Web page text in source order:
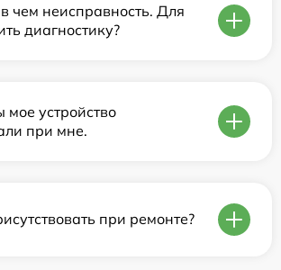
чем неисправность. Для
диагностику?
мое устройство
при мне.
при ремонте?